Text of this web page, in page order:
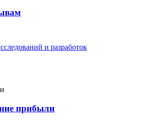
и разработок
прибыли